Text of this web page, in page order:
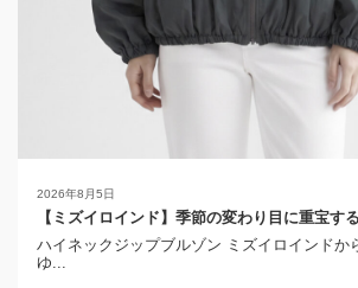
2026年8月5日
【ミズイロインド】季節の変わり目に重宝す
ハイネックジップブルゾン ミズイロインドか
ゆ...